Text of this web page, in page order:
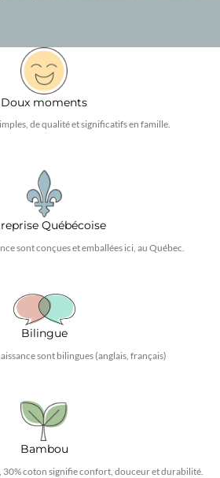
Doux moments
de qualité et significatifs en famille.
Québécoise
sont conçues et emballées ici, au Québec.
Bilingue
sont bilingues (anglais, français)
Bambou
30% coton signifie confort, douceur et durabilité.